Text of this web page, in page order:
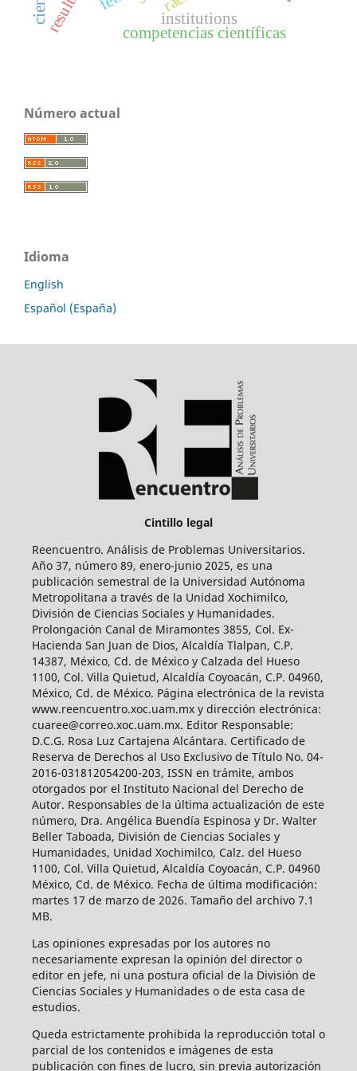
institutions
competencias científicas
Número actual
Idioma
English
Español (España)
Cintillo legal
Reencuentro. Análisis de Problemas Universitarios.
Año 37, número 89, enero-junio 2025, es una
publicación semestral de la Universidad Autónoma
Metropolitana a través de la Unidad Xochimilco,
División de Ciencias Sociales y Humanidades.
Prolongación Canal de Miramontes 3855, Col. Ex-
Hacienda San Juan de Dios, Alcaldía Tlalpan, C.P.
14387, México, Cd. de México y Calzada del Hueso
1100, Col. Villa Quietud, Alcaldía Coyoacán, C.P. 04960,
México, Cd. de México. Página electrónica de la revista
www.reencuentro.xoc.uam.mx y dirección electrónica:
cuaree@correo.xoc.uam.mx. Editor Responsable:
D.C.G. Rosa Luz Cartajena Alcántara. Certificado de
Reserva de Derechos al Uso Exclusivo de Título No. 04-
2016-031812054200-203, ISSN en trámite, ambos
otorgados por el Instituto Nacional del Derecho de
Autor. Responsables de la última actualización de este
número, Dra. Angélica Buendía Espinosa y Dr. Walter
Beller Taboada, División de Ciencias Sociales y
Humanidades, Unidad Xochimilco, Calz. del Hueso
1100, Col. Villa Quietud, Alcaldía Coyoacán, C.P. 04960
México, Cd. de México. Fecha de última modificación:
martes 17 de marzo de 2026. Tamaño del archivo 7.1
MB.
Las opiniones expresadas por los autores no
necesariamente expresan la opinión del director o
editor en jefe, ni una postura oficial de la División de
Ciencias Sociales y Humanidades o de esta casa de
estudios.
Queda estrictamente prohibida la reproducción total o
parcial de los contenidos e imágenes de esta
publicación con fines de lucro, sin previa autorización